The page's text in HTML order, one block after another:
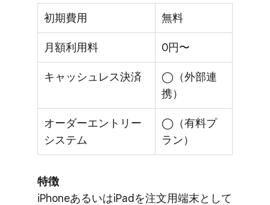
初期費用 無料
月額利用料 0円〜
キャッシュレス決済
◯（外部連
携）
オーダーエントリー
システム
◯（有料プ
ラン）
特徴
iPhoneあるいは​iPadを​注文用端末と​して​